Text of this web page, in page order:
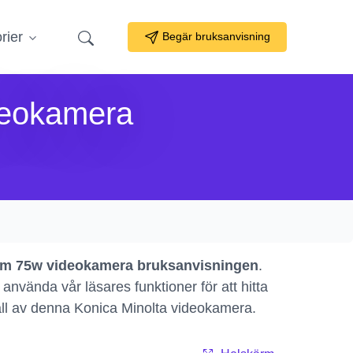
Begär bruksanvisning
75w videokamera bruksanvisningen.
vår läsares funktioner för att hitta
av denna Konica Minolta videokamera.